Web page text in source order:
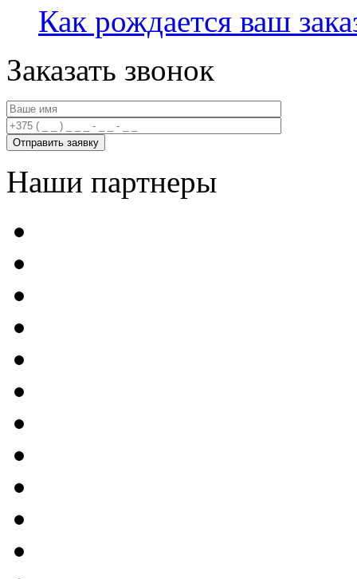
Как рождается ваш
Заказать звонок
Наши партнеры